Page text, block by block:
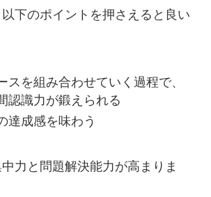
下のポイントを押さえると良い
スを組み合わせていく過程で、
認識力が鍛えられる
達成感を味わう
力と問題解決能力が高まりま